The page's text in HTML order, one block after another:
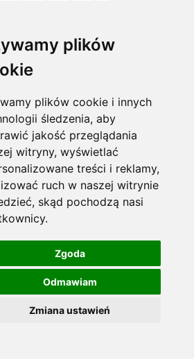
plików
plików cookie i innych
śledzenia, aby
jakość przeglądania
witryny, wyświetlać
treści i reklamy,
ruch w naszej witrynie
skąd pochodzą nasi
Zgoda
Odmawiam
Zmiana ustawień
do ryb - 12 szt. (Rapsodia)